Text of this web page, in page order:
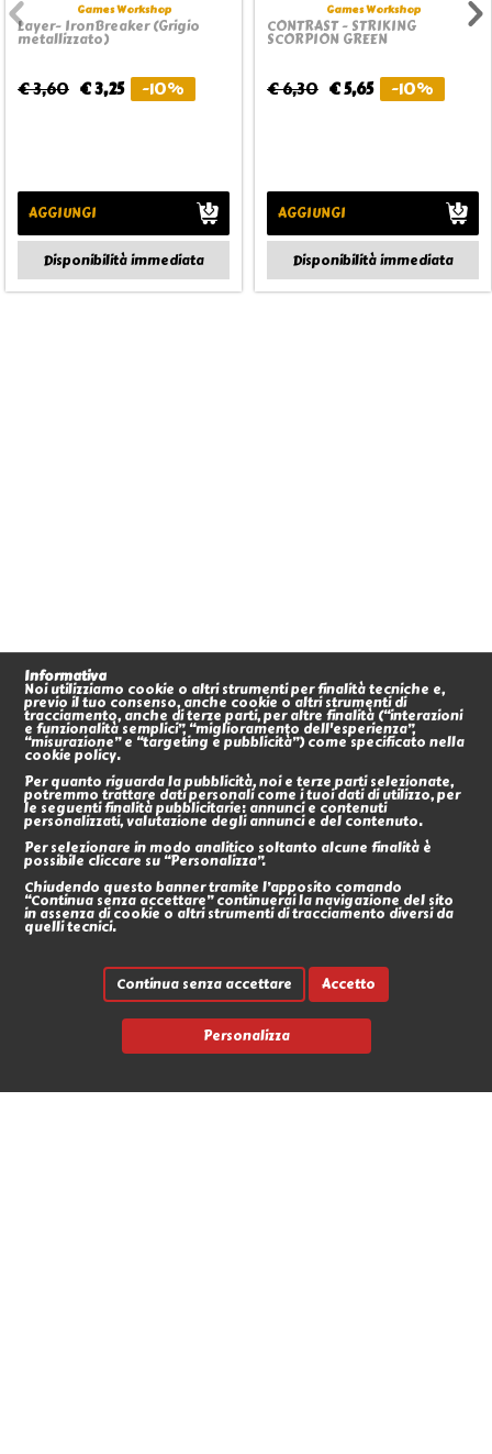
Games Workshop
Layer- IronBreaker (Grigio
metallizzato)
€ 3,60 € 3,25 -10%
AGGIUNGI
Disponibilità immediata
Games Workshop
CONTRAST - STRIKING
SCORPION GREEN
€ 6,30 € 5,65 -10%
AGGIUNGI
Disponibilità immediata
Informativa
Noi utilizziamo cookie o altri strumenti per finalità tecniche e,
previo il tuo consenso, anche cookie o altri strumenti di
tracciamento, anche di terze parti, per altre finalità (“interazioni
e funzionalità semplici”, “miglioramento dell'esperienza”,
“misurazione” e “targeting e pubblicità”) come specificato nella
cookie policy.
Per quanto riguarda la pubblicità, noi e terze parti selezionate,
potremmo trattare dati personali come i tuoi dati di utilizzo, per
le seguenti finalità pubblicitarie: annunci e contenuti
personalizzati, valutazione degli annunci e del contenuto.
Per selezionare in modo analitico soltanto alcune finalità è
possibile cliccare su “Personalizza”.
Chiudendo questo banner tramite l’apposito comando
“Continua senza accettare” continuerai la navigazione del sito
in assenza di cookie o altri strumenti di tracciamento diversi da
quelli tecnici.
Personalizza
Continua senza accettare Accetto